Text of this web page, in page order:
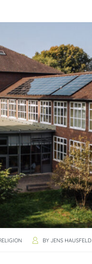
BY JENS HAUSFELD